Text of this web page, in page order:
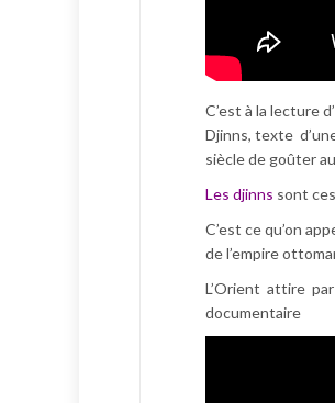
C’est à la lecture
Djinns, texte
siècle de goûter
Les djinns sont
C’est ce qu’on
de l’empire
L’Orient attire par
documentaire